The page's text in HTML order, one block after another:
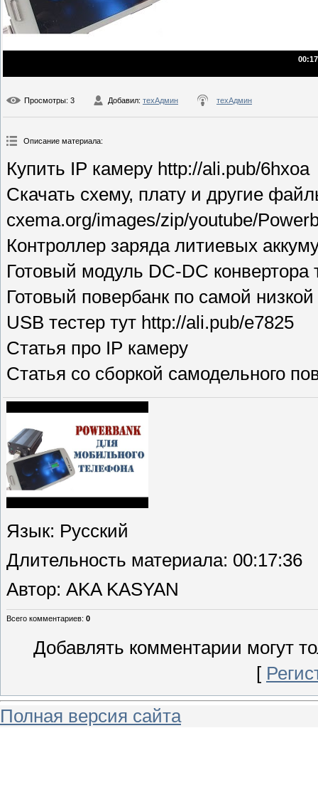
Просмотры: 3 Добавил: техАдмин техАдмин
Описание материала:
Купить IP камеру http://ali.pub/6hxoa
Скачать схему, плату и другие
cxema.org/images/zip/youtube/
Контроллер заряда литиевых
Готовый модуль DC-DC конвертора
Готовый повербанк по самой
USB тестер тут http://ali.pub/e7825
Статья про IP камеру
Статья со сборкой самодельного
Язык: Русский
Длительность материала: 00:17:36
Автор: AKA KASYAN
Всего комментариев: 0
Добавлять комментарии могут
[
Полная версия сайта